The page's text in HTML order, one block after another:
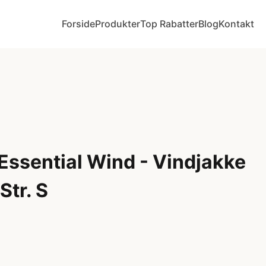
ForsideProdukterTop RabatterBlogKontakt
Wind - Vindjakke
S